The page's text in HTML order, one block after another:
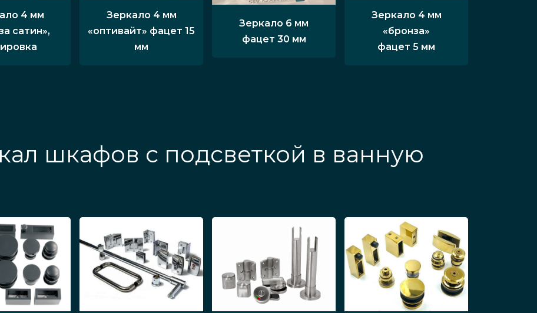
4 мм
сатин»,
Зеркало 4 мм
«оптивайт» фацет 15
мм
Зеркало 6 мм
фацет 30 мм
Зеркало 4 мм
«бронза»
фацет 5 мм
шкафов с подсветкой в ванную